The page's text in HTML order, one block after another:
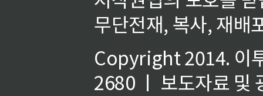
무단전재, 복사, 재배
Copyright 2014. 이
2680 ㅣ 보도자료